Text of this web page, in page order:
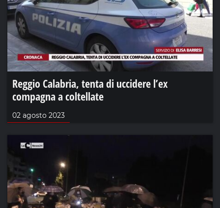
Reggio Calabria, tenta di uccidere l’ex
compagna a coltellate
02 agosto 2023